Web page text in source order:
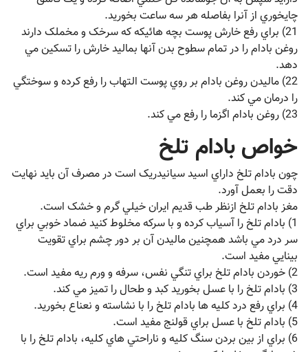
چايخوري از آنرا بفاصله هر سه ساعت بخوريد.
21) براي رفع خارش پوست بچه هائيکه که سرخک و مخملک دارند
روغن بادام را در تمام سطوح بدن آنها بماليد خارش را تسکين مي
دهد.
22) ماليدن روغن بادام بر روي پوست التهاب را رفع کرده و سوختگي
را درمان مي کند.
23) روغن بادام اگزما را رفع مي کند.
خواص بادام تلخ
چون بادام تلخ داراي اسيد سيانيدريک است در مصرف آن بايد نهايت
دقت را بعمل آورد.
مغز بادام تلخ ازنظر طب قديم ايران خيلي گرم و خشک است.
1) بادام تلخ را آسياب کرده و با سرکه مخلوط کنيد ضماد خوبي براي
سر درد مي باشد همچنين ماليدن آن بر دور چشم براي تقويت
بينايي مفيد است.
2) خوردن بادام تلخ براي تنگي نفس، سرفه و ورم ريه مفيد است.
3) بادام تلخ را با عسل بخوريد کبد و طحال را تميز مي کند.
4) براي رفع درد کليه ها بادام تلخ را با نشاسته و نعناع بخوريد.
5) بادام تلخ با عسل براي قولنج مفيد است.
6) براي از بين بردن سنگ کليه و ناراحتي هاي کليه، بادام تلخ را با